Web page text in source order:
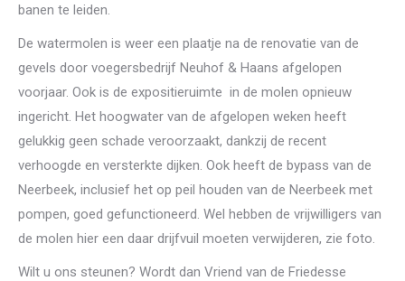
banen te leiden.
De watermolen is weer een plaatje na de renovatie van de
gevels door voegersbedrijf Neuhof & Haans afgelopen
voorjaar. Ook is de expositieruimte in de molen opnieuw
ingericht. Het hoogwater van de afgelopen weken heeft
gelukkig geen schade veroorzaakt, dankzij de recent
verhoogde en versterkte dijken. Ook heeft de bypass van de
Neerbeek, inclusief het op peil houden van de Neerbeek met
pompen, goed gefunctioneerd. Wel hebben de vrijwilligers van
de molen hier een daar drijfvuil moeten verwijderen, zie foto.
Wilt u ons steunen? Wordt dan Vriend van de Friedesse